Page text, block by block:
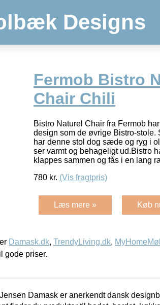
Designs
Fermob Bistro
Chair Chili
Bistro Naturel Chair fra Fermob
design som de øvrige Bistro-
har denne stol dog sæde og ryg i
ser varmt og behageligt ud.Bistro
klappes sammen og fås i en lang
780 kr. (Vis fragtpris)
Læs mere » Køb
Damask.dk, TrendyLiving.dk,
gode priser.
Damask er anerkendt dansk